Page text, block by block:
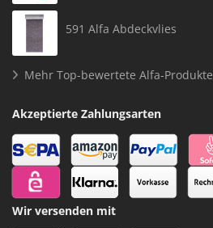
591 Alfa Abdeckvlies
Mehr Top-bewertete Alfa-Produkte
Akzeptierte Zahlungsarten
Wir versenden mit